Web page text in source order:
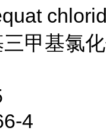
甲基氯
4